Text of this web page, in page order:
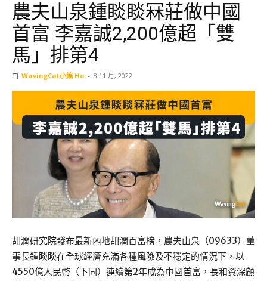
農夫山泉鍾睒睒冧莊做中國
首富 李嘉誠2,200億超「雙
馬」排第4
由 WavingCat小編 Ho - 8 11 月, 2022
胡潤研究院發布最新內地胡潤百富榜，農夫山泉（09633）董
事長鍾睒睒在全球經濟充滿各種風險及不穩定的情況下，以
4550億人民幣（下同）連續第2年成為中國首富，長和資深顧